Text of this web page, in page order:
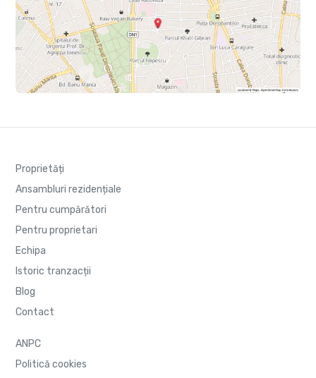
Proprietăți
Ansambluri rezidențiale
Pentru cumpărători
Pentru proprietari
Echipa
Istoric tranzacții
Blog
Contact
ANPC
Politică cookies